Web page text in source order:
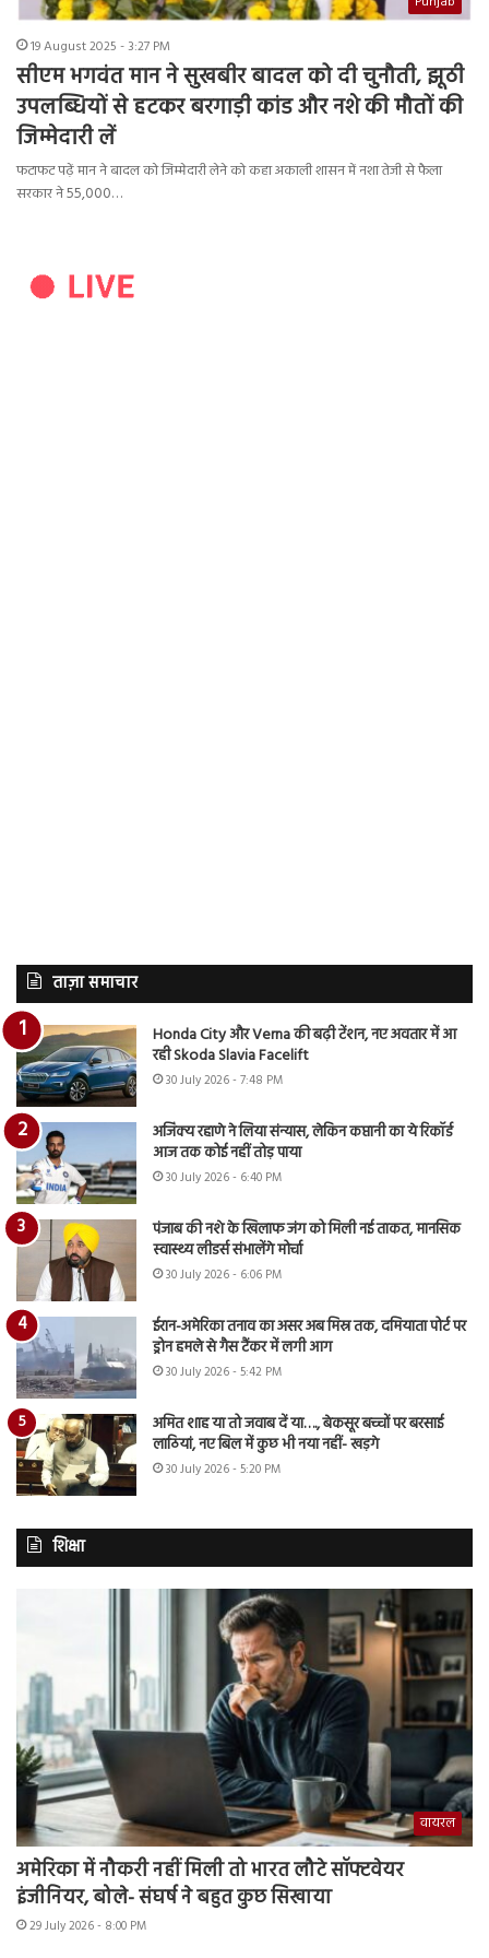
19 August 2025 - 3:27 PM
सीएम भगवंत मान ने सुखबीर बादल को दी चुनौती, झूठी
उपलब्धियों से हटकर बरगाड़ी कांड और नशे की मौतों की
जिम्मेदारी लें
फटाफट पढ़ें मान ने बादल को जिम्मेदारी लेने को कहा अकाली शासन में नशा तेजी से फैला
सरकार ने 55,000…
ताज़ा समाचार
Honda City और Verna की बढ़ी टेंशन, नए अवतार में आ
रही Skoda Slavia Facelift
30 July 2026 - 7:48 PM
अजिंक्य रहाणे ने लिया संन्यास, लेकिन कप्तानी का ये रिकॉर्ड
आज तक कोई नहीं तोड़ पाया
30 July 2026 - 6:40 PM
पंजाब की नशे के खिलाफ जंग को मिली नई ताकत, मानसिक
स्वास्थ्य लीडर्स संभालेंगे मोर्चा
30 July 2026 - 6:06 PM
ईरान-अमेरिका तनाव का असर अब मिस्र तक, दमियाता पोर्ट पर
ड्रोन हमले से गैस टैंकर में लगी आग
30 July 2026 - 5:42 PM
अमित शाह या तो जवाब दें या…., बेकसूर बच्चों पर बरसाई
लाठियां, नए बिल में कुछ भी नया नहीं- खड़गे
30 July 2026 - 5:20 PM
शिक्षा
वायरल
अमेरिका में नौकरी नहीं मिली तो भारत लौटे सॉफ्टवेयर
इंजीनियर, बोले- संघर्ष ने बहुत कुछ सिखाया
29 July 2026 - 8:00 PM